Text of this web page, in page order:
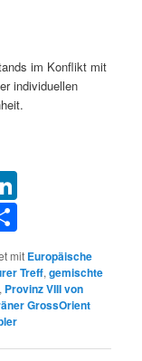
im Konflikt mit
individuellen
mit Europäische
Treff,gemischte
, Provinz VIII von
GrossOrient